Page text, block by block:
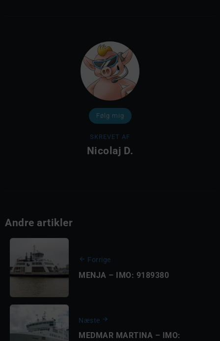
Følg mig
SKREVET AF
Nicolaj D.
Andre artikler
Forrige
MENJA – IMO: 9189380
Næste
MEDMAR MARTINA – IMO: